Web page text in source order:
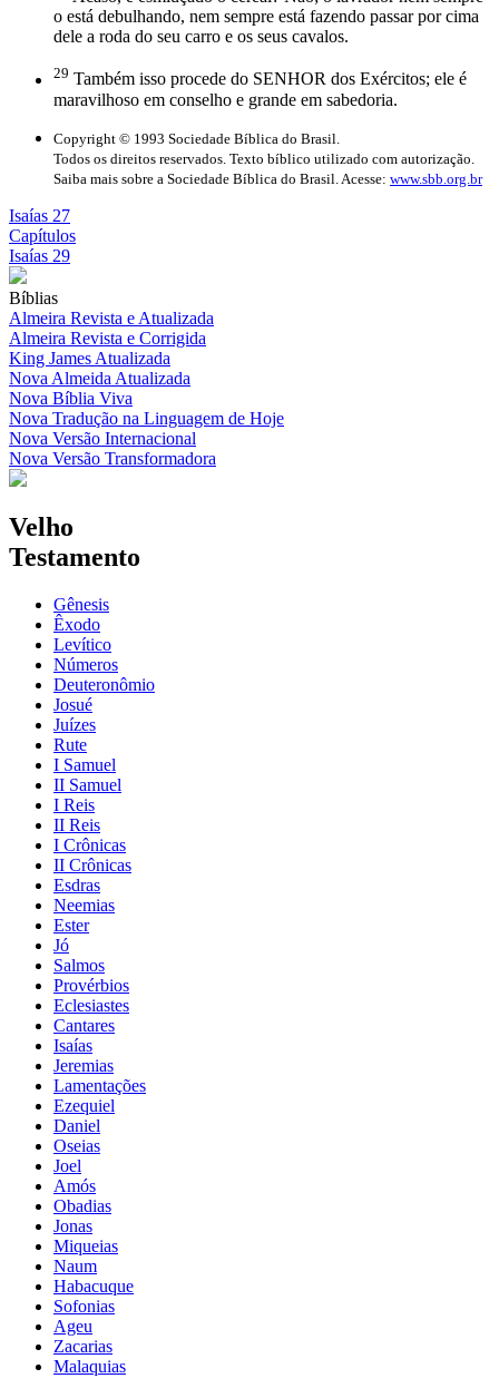
o está debulhando, nem sempre está fazendo passar por cima
dele a roda do seu carro e os seus cavalos.
29 Também isso procede do SENHOR dos Exércitos; ele é
maravilhoso em conselho e grande em sabedoria.
Copyright © 1993 Sociedade Bíblica do Brasil.
Todos os direitos reservados. Texto bíblico utilizado com autorização.
Saiba mais sobre a Sociedade Bíblica do Brasil. Acesse: www.sbb.org.br
Isaías 27
Capítulos
Isaías 29
Bíblias
Almeira Revista e Atualizada
Almeira Revista e Corrigida
King James Atualizada
Nova Almeida Atualizada
Nova Bíblia Viva
Nova Tradução na Linguagem de Hoje
Nova Versão Internacional
Nova Versão Transformadora
Velho
Testamento
Gênesis
Êxodo
Levítico
Números
Deuteronômio
Josué
Juízes
Rute
I Samuel
II Samuel
I Reis
II Reis
I Crônicas
II Crônicas
Esdras
Neemias
Ester
Jó
Salmos
Provérbios
Eclesiastes
Cantares
Isaías
Jeremias
Lamentações
Ezequiel
Daniel
Oseias
Joel
Amós
Obadias
Jonas
Miqueias
Naum
Habacuque
Sofonias
Ageu
Zacarias
Malaquias